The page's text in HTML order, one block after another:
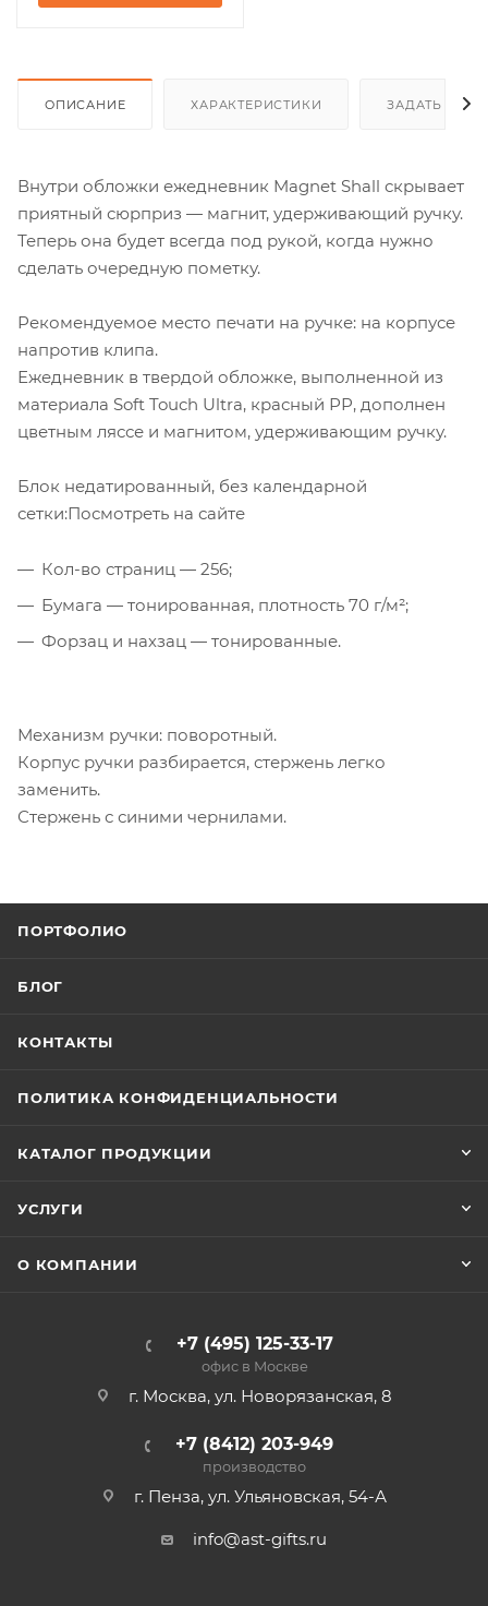
ОПИСАНИЕ ХАРАКТЕРИСТИКИ ЗАДАТЬ
Внутри обложки ежедневник Magnet Shall скрывает
приятный сюрприз — магнит, удерживающий ручку.
Теперь она будет всегда под рукой, когда нужно
сделать очередную пометку.
Рекомендуемое место печати на ручке: на корпусе
напротив клипа.
Ежедневник в твердой обложке, выполненной из
материала Soft Touch Ultra, красный РР, дополнен
цветным ляссе и магнитом, удерживающим ручку.
Блок недатированный, без календарной
сетки:Посмотреть на сайте
Кол-во страниц — 256;
Бумага — тонированная, плотность 70 г/м²;
Форзац и нахзац — тонированные.
Механизм ручки: поворотный.
Корпус ручки разбирается, стержень легко
заменить.
Стержень с синими чернилами.
ПОРТФОЛИО
БЛОГ
КОНТАКТЫ
ПОЛИТИКА КОНФИДЕНЦИАЛЬНОСТИ
КАТАЛОГ ПРОДУКЦИИ
УСЛУГИ
О КОМПАНИИ
+7 (495) 125-33-17
офис в Москве
г. Москва, ул. Новорязанская, 8
+7 (8412) 203-949
производство
г. Пенза, ул. Ульяновская, 54-А
info@ast-gifts.ru